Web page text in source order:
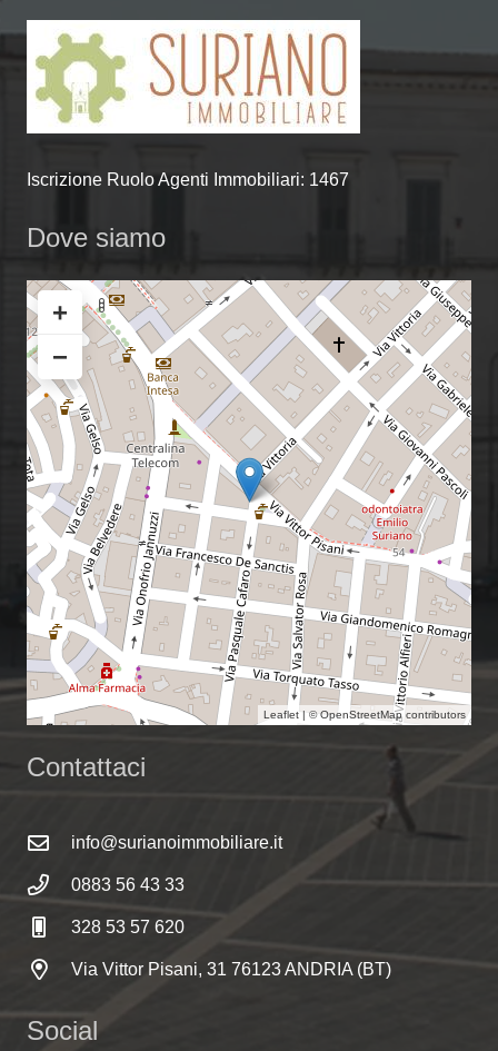
Iscrizione Ruolo Agenti Immobiliari: 1467
Dove siamo
+
−
Leaflet | ©OpenStreetMapcontributors
Contattaci
info@surianoimmobiliare.it
0883 56 43 33
328 53 57 620
Via Vittor Pisani, 31 76123 ANDRIA (BT)
Social